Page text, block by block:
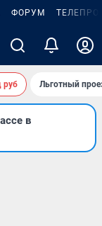
ФОРУМ
руб Льготный
в